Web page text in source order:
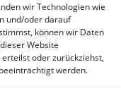
wir Technologien wie
und/oder darauf
können wir Daten
Website
oder zurückziehst,
werden.